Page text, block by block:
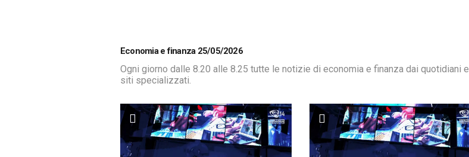
Economia e finanza 25/05/2026
Ogni giorno dalle 8.20 alle 8.25 tutte le notizie di economia e finanza dai quotidiani e
siti specializzati.